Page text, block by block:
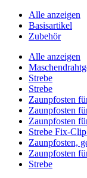
Alle anzeigen
Basisartikel
Zubehör
Alle anzeigen
Strebe
Strebe
Zaunpfosten
Zaunpfosten
Zaunpfosten
Strebe Fix-
Zaunpfosten,
Zaunpfosten
Strebe